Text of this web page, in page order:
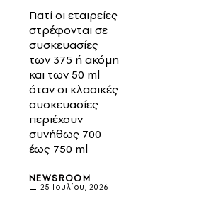
Γιατί οι εταιρείες
στρέφονται σε
συσκευασίες
των 375 ή ακόμη
και των 50 ml
όταν οι κλασικές
συσκευασίες
περιέχουν
συνήθως 700
έως 750 ml
NEWSROOM
25 Ιουλίου, 2026